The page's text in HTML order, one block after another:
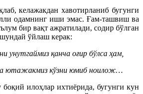
келажакдан хавотирланиб бугунги
одамнинг иши эмас. Ғам-ташвиш ва
бир вақт ажратилади, содир бўлган
ўйлаш керак:
унутгаймиз қанча оғир бўлса ҳам,
ютажакмиз кўзни юмиб ноилож…
боқий илоҳлар ихтиёрида, бугунги кун